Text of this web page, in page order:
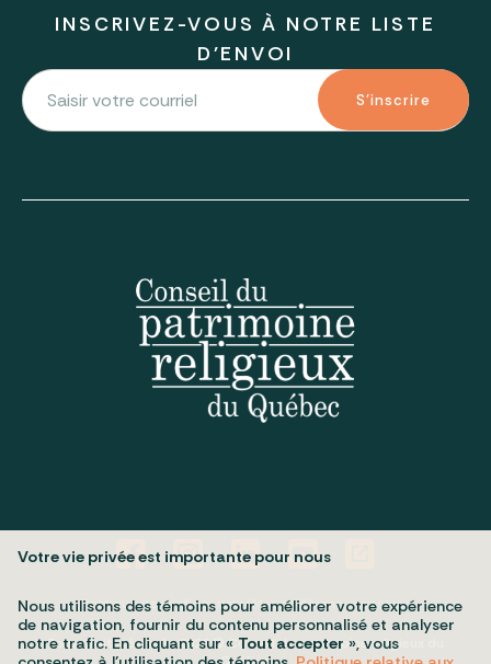
INSCRIVEZ-VOUS À NOTRE LISTE
D'ENVOI
S'inscrire
Politique de confidentialitéMes préférences cookies
Tous droits réservés 2026 © Conseil du patrimoine religieux du
Votre vie privée est importante pour nous
Nous utilisons des témoins pour améliorer votre expérience
de navigation, fournir du contenu personnalisé et analyser
notre trafic. En cliquant sur « Tout accepter », vous